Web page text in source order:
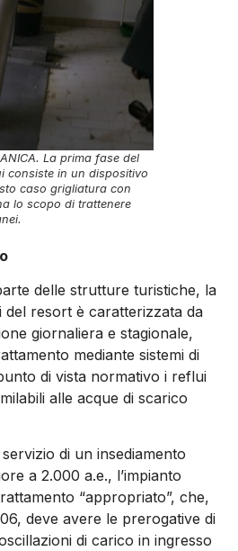
La prima fase del
consiste in un dispositivo
caso grigliatura con
lo scopo di trattenere
delle strutture turistiche, la
del resort è caratterizzata da
giornaliera e stagionale,
mediante sistemi di
di vista normativo i reflui
alle acque di scarico
di un insediamento
a 2.000 a.e., l’impianto
“appropriato”, che,
deve avere le prerogative di
di carico in ingresso